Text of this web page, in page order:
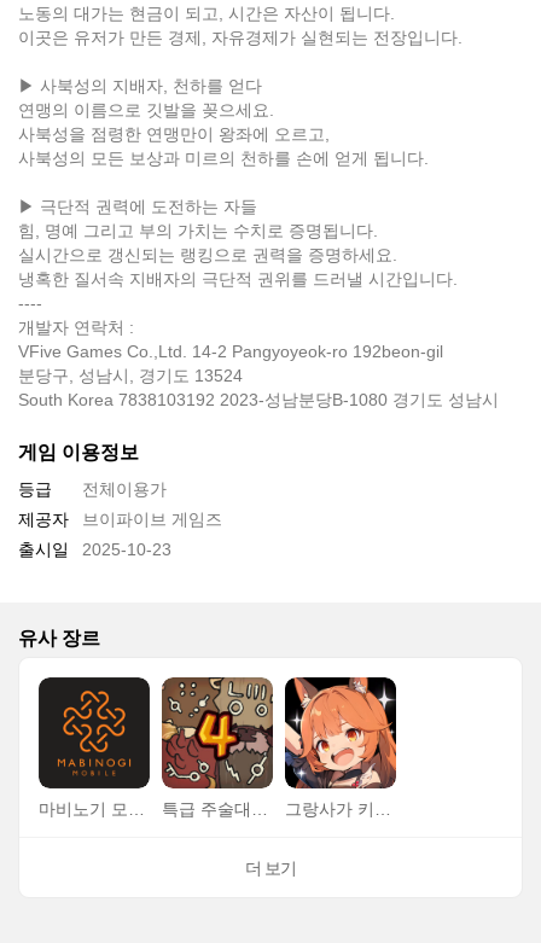
노동의 대가는 현금이 되고, 시간은 자산이 됩니다.
이곳은 유저가 만든 경제, 자유경제가 실현되는 전장입니다.
▶ 사북성의 지배자, 천하를 얻다
연맹의 이름으로 깃발을 꽂으세요.
사북성을 점령한 연맹만이 왕좌에 오르고,
사북성의 모든 보상과 미르의 천하를 손에 얻게 됩니다.
▶ 극단적 권력에 도전하는 자들
힘, 명예 그리고 부의 가치는 수치로 증명됩니다.
실시간으로 갱신되는 랭킹으로 권력을 증명하세요.
냉혹한 질서속 지배자의 극단적 권위를 드러낼 시간입니다.
----
개발자 연락처 :
VFive Games Co.,Ltd. 14-2 Pangyoyeok-ro 192beon-gil
분당구, 성남시, 경기도 13524
South Korea 7838103192 2023-성남분당B-1080 경기도 성남시
게임 이용정보
등급
전체이용가
제공자
브이파이브 게임즈
출시일
2025-10-23
유사 장르
더 보기